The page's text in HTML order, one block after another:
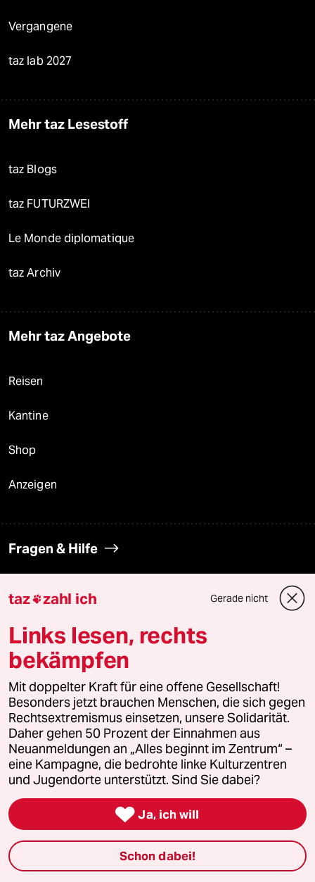
Vergangene
taz lab 2027
Mehr taz Lesestoff
taz Blogs
taz FUTURZWEI
Le Monde diplomatique
taz Archiv
Mehr taz Angebote
Reisen
Kantine
Shop
Anzeigen
Fragen & Hilfe
Feedback
Aboservice
ePaper Login
Downloads für Abonnierende
© 2026 taz Verlags und Vertriebs GmbH
Alle Rechte vorbehalten. Bei rechtlichen Fragen oder für Genehmigungen
wenden Sie sich bitte anlizenzen@taz.de
Feedback Redaktionsstatut KI-
Leitlinie Datenschutz Impressum
taz zahl ich Gerade nicht
Links lesen, rechts
bekämpfen
Mit doppelter Kraft für eine offene Gesellschaft!
Besonders jetzt brauchen Menschen, die sich gegen
Rechtsextremismus einsetzen, unsere Solidarität.
Daher gehen 50 Prozent der Einnahmen aus
Neuanmeldungen an „Alles beginnt im Zentrum“ –
eine Kampagne, die bedrohte linke Kulturzentren
und Jugendorte unterstützt. Sind Sie dabei?
 Ja, ich will
Schon dabei!